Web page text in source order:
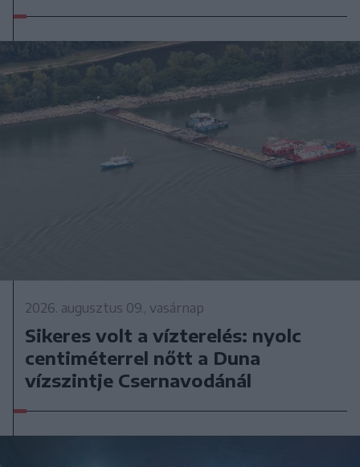
2026. augusztus 09., vasárnap
Sikeres volt a vízterelés: nyolc
centiméterrel nőtt a Duna
vízszintje Csernavodánál